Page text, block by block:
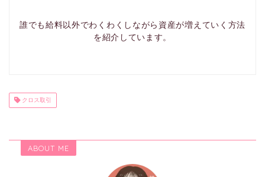
誰でも給料以外でわくわくしながら資産が増えていく方法
を紹介しています。
クロス取引
ABOUT ME